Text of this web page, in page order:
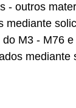
- outros
mediante
M3 - M76
mediante